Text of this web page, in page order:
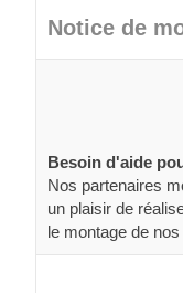
Notice de
Besoin d'aide
Nos partenaires
un plaisir de
le montage de